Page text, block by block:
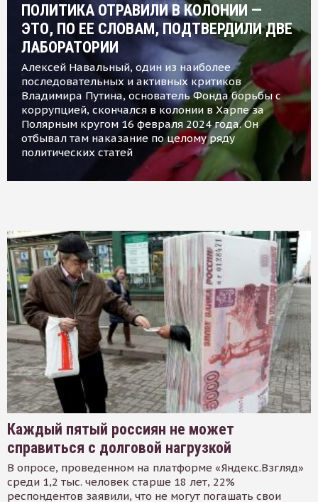
ПОЛИТИКА ОТРАВИЛИ В КОЛОНИИ —
ЭТО, ПО ЕЕ СЛОВАМ, ПОДТВЕРДИЛИ ДВЕ
ЛАБОРАТОРИИ
Алексей Навальный, один из наиболее
последовательных и активных критиков
Владимира Путина, основатель Фонда борьбы с
коррупцией, скончался в колонии в Харпе за
Полярным кругом 16 февраля 2024 года. Он
отбывал там наказание по целому ряду
политических статей
Каждый пятый россиян не может
справиться с долговой нагрузкой
В опросе, проведенном на платформе «Яндекс.Взгляд»
среди 1,2 тыс. человек старше 18 лет, 22%
респондентов заявили, что не могут погашать свои